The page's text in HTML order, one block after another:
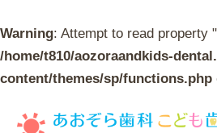
Warning: Attempt to read property
/home/t810/aozoraandkids-
content/themes/sp/functions.php